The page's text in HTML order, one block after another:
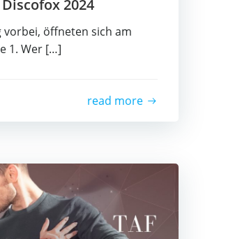
2024
öff­ne­ten sich am
1. Wer […]
read more